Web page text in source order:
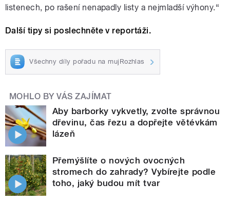
listenech, po rašení nenapadly listy a nejmladší výhony.“
Další tipy si poslechněte v reportáži.
Všechny díly pořadu na mujRozhlas
MOHLO BY VÁS ZAJÍMAT
Aby barborky vykvetly, zvolte správnou
dřevinu, čas řezu a dopřejte větévkám
lázeň
Přemýšlíte o nových ovocných
stromech do zahrady? Vybírejte podle
toho, jaký budou mít tvar